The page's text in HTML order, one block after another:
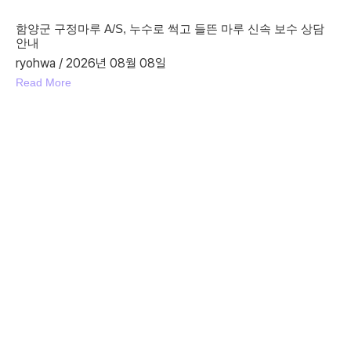
함양군 구정마루 A/S, 누수로 썩고 들뜬 마루 신속 보수 상담
안내
ryohwa 2026년 08월 08일
Read More